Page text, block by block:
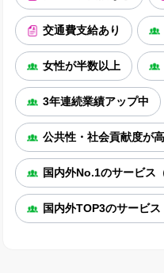
交通費支給あり
女性が半数以上
3年連続業績アップ中
公共性・社会貢献度が
国内外No.1のサービス
国内外TOP3のサービス